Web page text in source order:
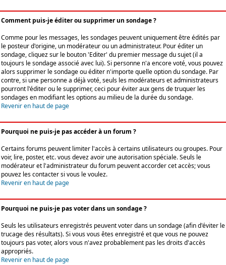
Comment puis-je éditer ou supprimer un sondage ?
Comme pour les messages, les sondages peuvent uniquement être édités par
le posteur d'origine, un modérateur ou un administrateur. Pour éditer un
sondage, cliquez sur le bouton 'Editer' du premier message du sujet (il a
toujours le sondage associé avec lui). Si personne n'a encore voté, vous pouvez
alors supprimer le sondage ou éditer n'importe quelle option du sondage. Par
contre, si une personne a déjà voté, seuls les modérateurs et administrateurs
pourront l'éditer ou le supprimer, ceci pour éviter aux gens de truquer les
sondages en modifiant les options au milieu de la durée du sondage.
Revenir en haut de page
Pourquoi ne puis-je pas accéder à un forum ?
Certains forums peuvent limiter l'accès à certains utilisateurs ou groupes. Pour
voir, lire, poster, etc. vous devez avoir une autorisation spéciale. Seuls le
modérateur et l'administrateur du forum peuvent accorder cet accès; vous
pouvez les contacter si vous le voulez.
Revenir en haut de page
Pourquoi ne puis-je pas voter dans un sondage ?
Seuls les utilisateurs enregistrés peuvent voter dans un sondage (afin d'éviter le
trucage des résultats). Si vous vous êtes enregistré et que vous ne pouvez
toujours pas voter, alors vous n'avez probablement pas les droits d'accès
appropriés.
Revenir en haut de page